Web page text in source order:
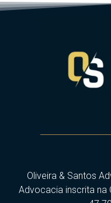
Oliveira & Santos
Advocacia inscrita na